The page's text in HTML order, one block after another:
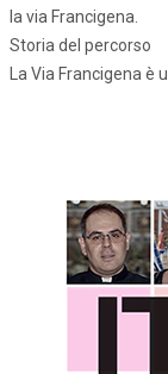
la via Francigena.
Storia del percorso
La Via Francigena è